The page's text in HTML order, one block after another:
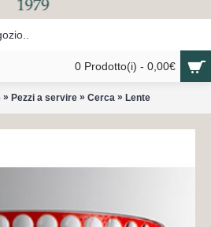
0 Prodotto(i) - 0,00€
» Pezzi a servire » Cerca » Lente